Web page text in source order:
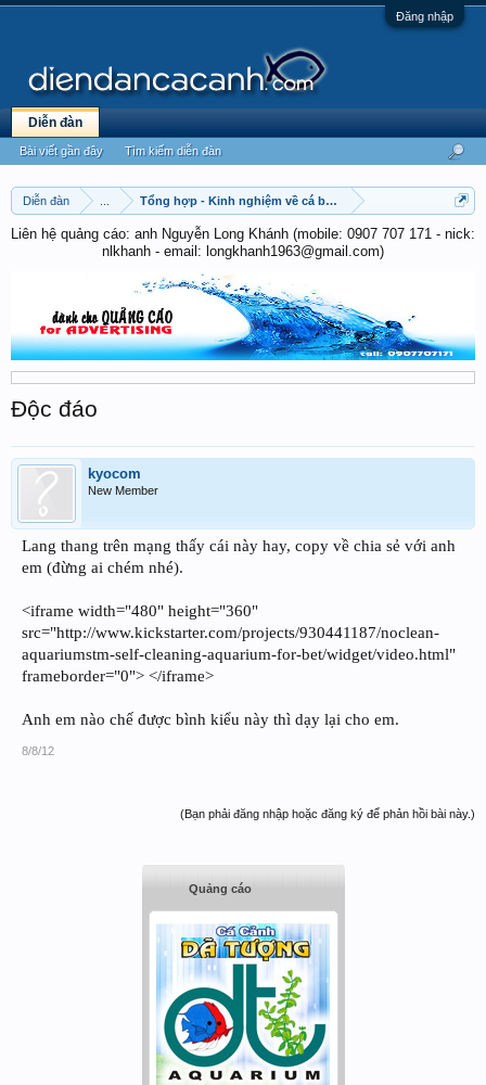
Đăng nhập
Diễn đàn Tổng hợp - Kinh nghiệm về cá betta
Liên hệ quảng cáo: anh Nguyễn Long Khánh (mobile: 0907 707 171 - nick:
nlkhanh - email: longkhanh1963@gmail.com)
Độc đáo
kyocom
New Member
Lang thang trên mạng thấy cái này hay, copy về chia sẻ với anh
em (đừng ai chém nhé).
<iframe width="480" height="360"
src="http://www.kickstarter.com/projects/930441187/noclean-
aquariumstm-self-cleaning-aquarium-for-bet/widget/video.html"
frameborder="0"> </iframe>
Anh em nào chế được bình kiểu này thì dạy lại cho em.
8/8/12
(Bạn phải đăng nhập hoặc đăng ký để phản hồi bài này.)
Quảng cáo
Diễn đàn
Bài viết gần đây Tìm kiếm diễn đàn